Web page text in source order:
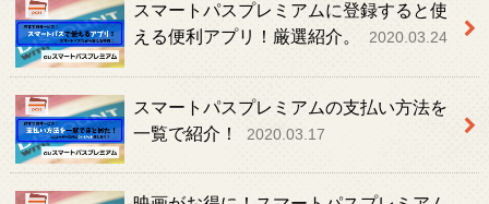
スマートパスプレミアムに登録すると使
える便利アプリ！厳選紹介。
2020.03.24
スマートパスプレミアムの支払い方法を
一覧で紹介！
2020.03.17